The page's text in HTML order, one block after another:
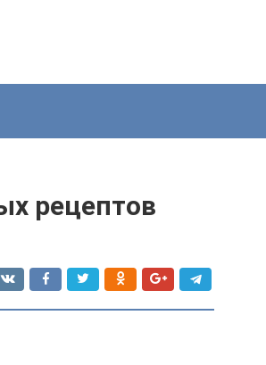
рецептов